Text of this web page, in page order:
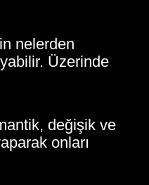
nelerden
Üzerinde
değişik ve
onları